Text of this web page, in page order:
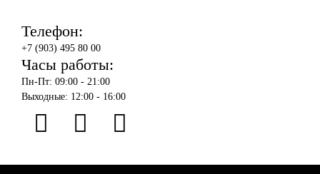
Телефон:
+7 (903) 495 80 00
Часы работы:
Пн-Пт: 09:00 - 21:00
Выходные: 12:00 - 16:00